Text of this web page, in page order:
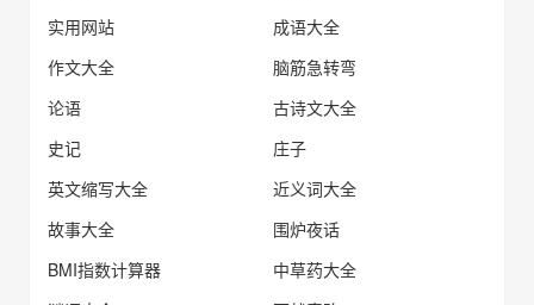
实用网站
成语大全
作文大全
脑筋急转弯
论语
古诗文大全
史记
庄子
英文缩写大全
近义词大全
故事大全
围炉夜话
BMI指数计算器
中草药大全